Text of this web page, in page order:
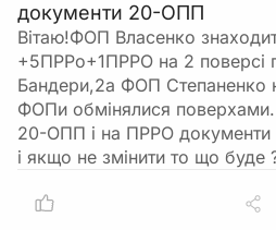
документи 20-ОПП
Вітаю!ФОП Власенко
+5ПРРо+1ПРРО на 2 поверсі
Бандери,2а ФОП Степаненко
ФОПи обмінялися
20-ОПП і на ПРРО документи
і якщо не змінити то що